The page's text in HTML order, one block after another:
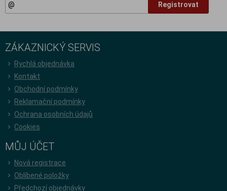
Registrovat
ZÁKAZNICKÝ SERVIS
Rychlá objednávka
Kontakt
Obchodní podmínky
Reklamační podmínky
Ochrana osobních údajů
Cookies
MŮJ ÚČET
Nová registrace
Oblíbené položky
Předchozí objednávky